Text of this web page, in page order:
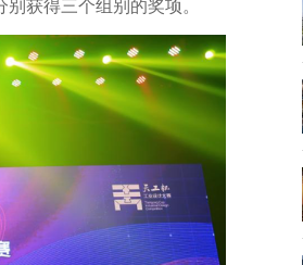
获得三个组别的奖项。